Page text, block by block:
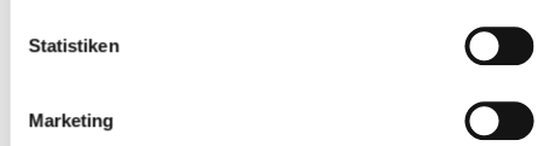
Statistiken
Marketing
Steinburger Elbmarschen erschienen
Kulturlandschaftswandel in den Steinburger Elbmarschen“,
herausgegeben vom...